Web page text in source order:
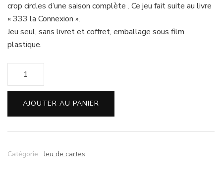
crop circles d’une saison complète . Ce jeu fait suite au livre
« 333 la Connexion ».
Jeu seul, sans livret et coffret, emballage sous film
plastique.
quantité
33
"
AJOUTER AU PANIER
Catégorie :Jeu de cartes